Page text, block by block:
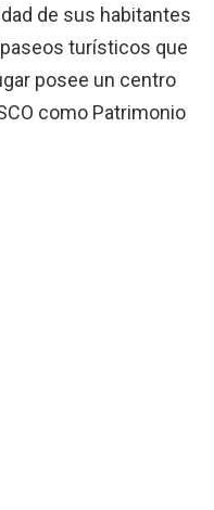
de sus habitantes
turísticos que
posee un centro
como Patrimonio